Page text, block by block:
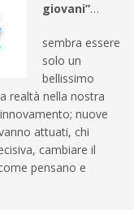
giovani”…
sembra essere
solo un
bellissimo
realtà nella nostra
nuove
attuati, chi
cambiare il
pensano e